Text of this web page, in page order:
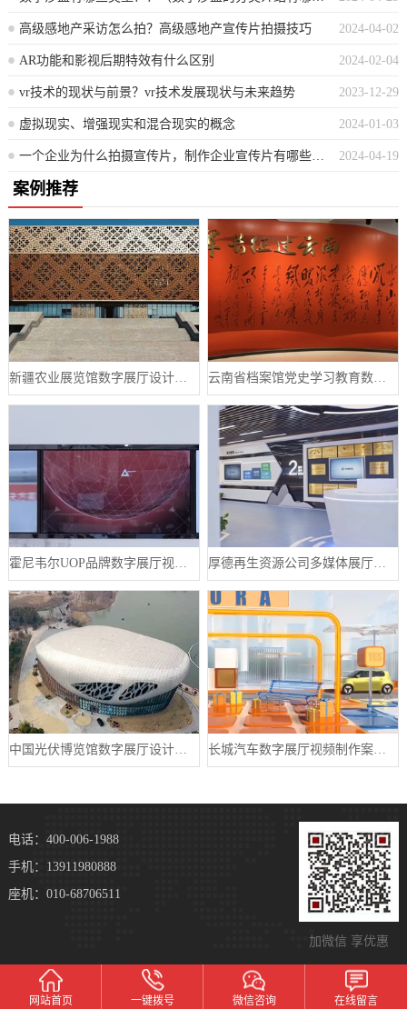
2024-04-02
高级感地产采访怎么拍？高级感地产宣传片拍摄技巧
2024-02-04
AR功能和影视后期特效有什么区别
2023-12-29
vr技术的现状与前景？vr技术发展现状与未来趋势
2024-01-03
虚拟现实、增强现实和混合现实的概念
2024-04-19
一个企业为什么拍摄宣传片，制作企业宣传片有哪些好处？？（企业为何制作宣传片？揭秘宣传片制作的商业价值与优势）
案例推荐
新疆农业展览馆数字展厅设计案例
霍尼韦尔UOP品牌数字展厅视频制作案例 厚德再生资源公司多媒体展厅设计案例
中国光伏博览馆数字展厅设计案例
加微信 享优惠
电话：400-006-1988
手机：13911980888
座机：010-68706511
网站首页 一键拨号 微信咨询 在线留言